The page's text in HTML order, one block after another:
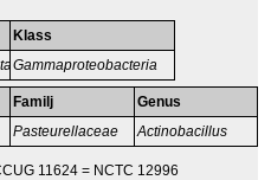
Klass
Gammaproteobacteria
Familj
Pasteurellaceae
Genus
Actinobacillus
11624 = NCTC 12996